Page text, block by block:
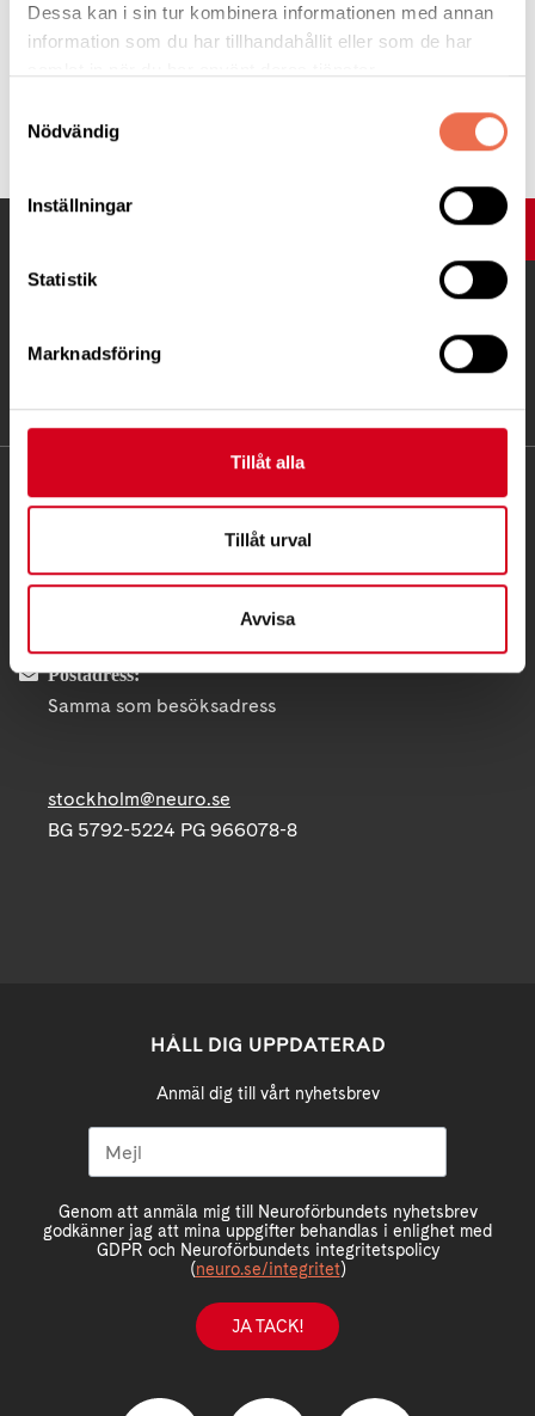
Dessa kan i sin tur kombinera informationen med annan
information som du har tillhandahållit eller som de har
Nödvändig
Inställningar
Statistik
Marknadsföring
Tillåt alla
Tillåt urval
Avvisa
Med ljus i min krona, med stämningsfull sång.
Tipsa
UPP
Fatbursgatan 19, 118 28 Stockholm
08 - 720 29 40
Postadress:
Samma som besöksadress
stockholm@neuro.se
BG 5792-5224 PG 966078-8
HÅLL DIG UPPDATERAD
Anmäl dig till vårt nyhetsbrev
Genom att anmäla mig till Neuroförbundets nyhetsbrev
godkänner jag att mina uppgifter behandlas i enlighet med
GDPR och Neuroförbundets integritetspolicy
(neuro.se/integritet)
JA TACK!